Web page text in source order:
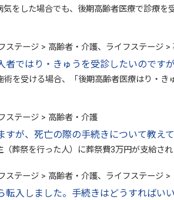
をした場合でも、後期高齢者医療で診療
ステージ > 高齢者・介護、ライフステージ >
者ではり・きゅうを受診したいのです
を受ける場合、「後期高齢者医療はり・
ステージ > 高齢者・介護
すが、死亡の際の手続きについて教えて
葬祭を行った人）に葬祭費3万円が支給さ
ステージ > 高齢者・介護、ライフステージ >
転入しました。手続きはどうすればいい